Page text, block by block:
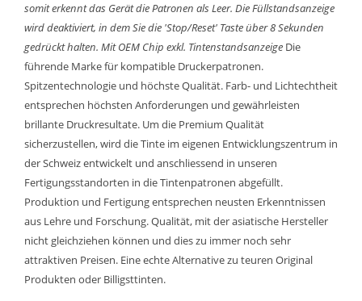
somit erkennt das Gerät die Patronen als Leer. Die Füllstandsanzeige
wird deaktiviert, in dem Sie die 'Stop/Reset' Taste über 8 Sekunden
gedrückt halten. Mit OEM Chip exkl. Tintenstandsanzeige Die
führende Marke für kompatible Druckerpatronen.
Spitzentechnologie und höchste Qualität. Farb- und Lichtechtheit
entsprechen höchsten Anforderungen und gewährleisten
brillante Druckresultate. Um die Premium Qualität
sicherzustellen, wird die Tinte im eigenen Entwicklungszentrum in
der Schweiz entwickelt und anschliessend in unseren
Fertigungsstandorten in die Tintenpatronen abgefüllt.
Produktion und Fertigung entsprechen neusten Erkenntnissen
aus Lehre und Forschung. Qualität, mit der asiatische Hersteller
nicht gleichziehen können und dies zu immer noch sehr
attraktiven Preisen. Eine echte Alternative zu teuren Original
Produkten oder Billigsttinten.